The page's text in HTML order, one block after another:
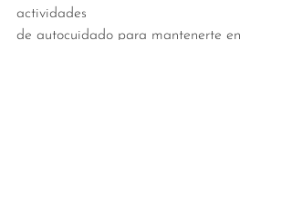
actividades
de autocuidado para mantenerte en